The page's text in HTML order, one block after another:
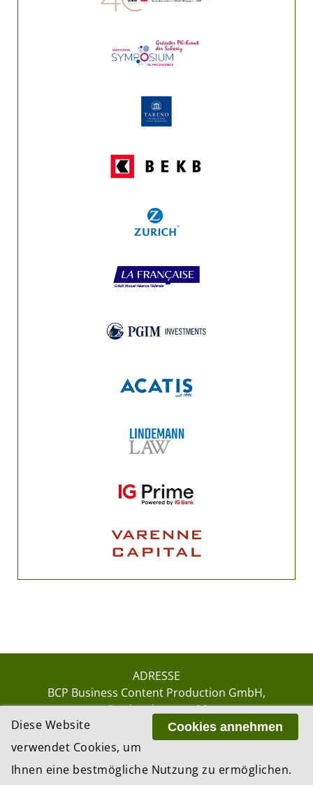
ADRESSE
BCP Business Content Production GmbH
Gotthardstrasse 38
8002 ZürichCookies annehmen
Diese Website
verwendet Cookies, um
Ihnen eine bestmögliche Nutzung zu ermöglichen.